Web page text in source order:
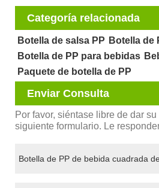
Categoría relacionada
Botella de salsa PP Botella de
Botella de PP para bebidas
Paquete de botella de PP
Enviar Consulta
Por favor, siéntase libre de dar su
siguiente formulario. Le